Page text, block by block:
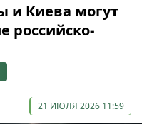
и Киева могут
российско-
21 ИЮЛЯ 2026 11:59